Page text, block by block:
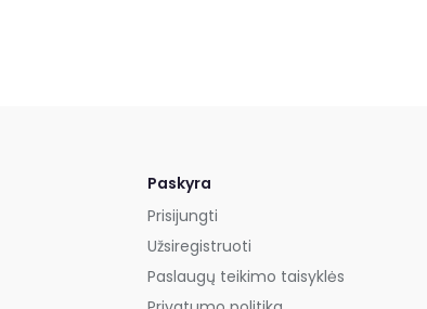
Paskyra
Prisijungti
Užsiregistruoti
Paslaugų teikimo taisyklės